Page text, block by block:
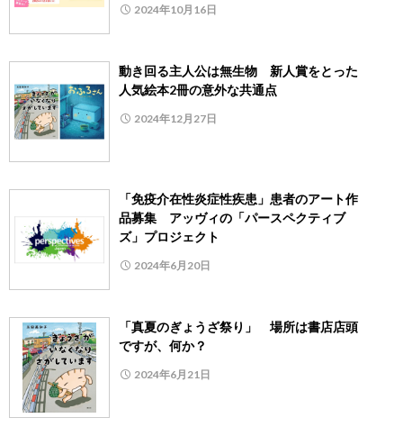
2024年10月16日
動き回る主人公は無生物 新人賞をとった
人気絵本2冊の意外な共通点
2024年12月27日
「免疫介在性炎症性疾患」患者のアート作
品募集 アッヴィの「パースペクティブ
ズ」プロジェクト
2024年6月20日
「真夏のぎょうざ祭り」 場所は書店店頭
ですが、何か？
2024年6月21日